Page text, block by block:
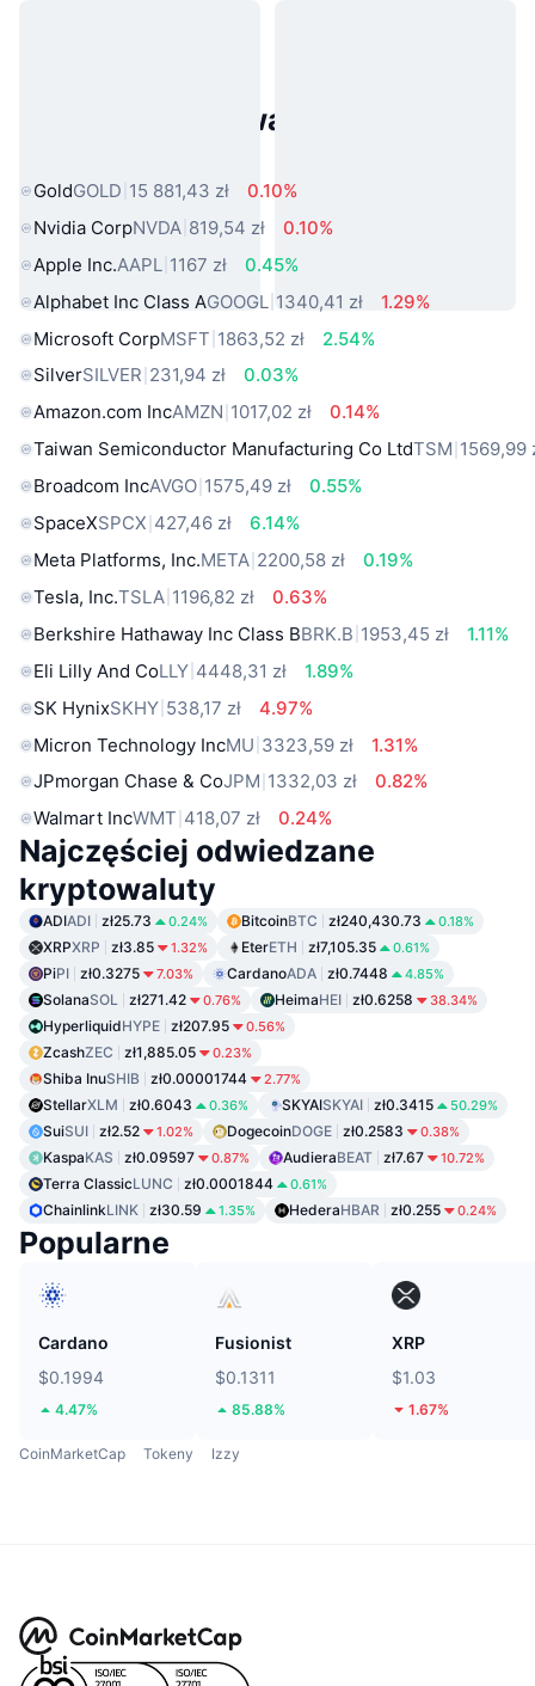
Popularne aktywa ze świata
GoldGOLD 15 881,43 zł
0.10%
Nvidia CorpNVDA 819,54 zł
0.10%
Apple Inc.AAPL 1167 zł
0.45%
Alphabet Inc Class AGOOGL 1340,41 zł
1.29%
Microsoft CorpMSFT 1863,52 zł
2.54%
SilverSILVER 231,94 zł
0.03%
Amazon.com IncAMZN 1017,02 zł
0.14%
Taiwan Semiconductor Manufacturing Co LtdTSM 1569,99
Broadcom IncAVGO 1575,49 zł
0.55%
SpaceXSPCX 427,46 zł
6.14%
Meta Platforms, Inc.META 2200,58 zł
0.19%
Tesla, Inc.TSLA 1196,82 zł
0.63%
Berkshire Hathaway Inc Class BBRK.B 1953,45 zł
1.11%
Eli Lilly And CoLLY 4448,31 zł
1.89%
SK HynixSKHY 538,17 zł
4.97%
Micron Technology IncMU 3323,59 zł
1.31%
JPmorgan Chase & CoJPM 1332,03 zł
0.82%
Walmart IncWMT 418,07 zł 0.24%
Najczęściej odwiedzane
kryptowaluty
ADIADI zł25.73 0.24% BitcoinBTC zł240,430.73 0.18%
XRPXRP zł3.85 1.32% EterETH zł7,105.35 0.61%
PiPI zł0.3275 7.03% CardanoADA zł0.7448 4.85%
SolanaSOL zł271.42 0.76% HeimaHEI zł0.6258 38.34%
HyperliquidHYPE zł207.95 0.56%
ZcashZEC zł1,885.05 0.23%
Shiba InuSHIB zł0.00001744 2.77%
StellarXLM zł0.6043 0.36% SKYAISKYAI zł0.3415 50.29%
SuiSUI zł2.52 1.02% DogecoinDOGE zł0.2583 0.38%
KaspaKAS zł0.09597 0.87% AudieraBEAT zł7.67 10.72%
Terra ClassicLUNC zł0.0001844 0.61%
ChainlinkLINK zł30.59 1.35% HederaHBAR zł0.255 0.24%
Popularne
Cardano
$0.1994
4.47%
Fusionist
$0.1311
85.88%
XRP
$1.03
1.67%
CoinMarketCap Tokeny Izzy